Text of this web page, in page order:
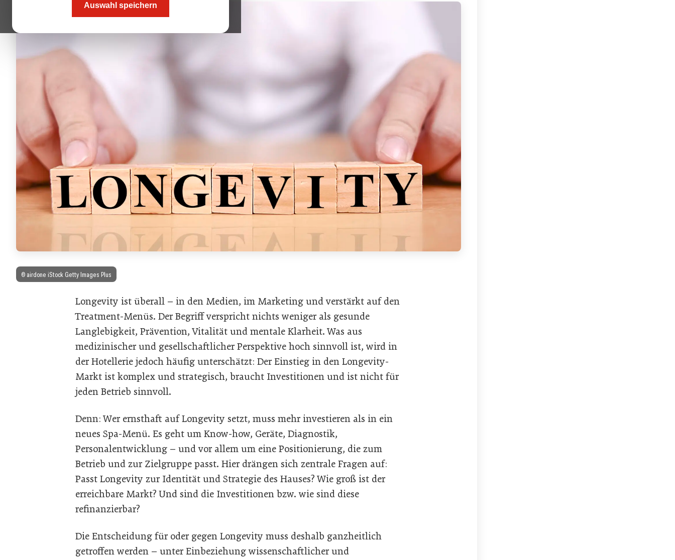
Auswahl speichern
© airdone iStock Getty Images Plus
Longevity ist überall – in den Medien, im Marketing und verstärkt auf den
Treatment-Menüs. Der Begriff verspricht nichts weniger als gesunde
Langlebigkeit, Prävention, Vitalität und mentale Klarheit. Was aus
medizinischer und gesellschaftlicher Perspektive hoch sinnvoll ist, wird in
der Hotellerie jedoch häufig unterschätzt: Der Einstieg in den Longevity-
Markt ist komplex und strategisch, braucht Investitionen und ist nicht für
jeden Betrieb sinnvoll.
Denn: Wer ernsthaft auf Longevity setzt, muss mehr investieren als in ein
neues Spa-Menü. Es geht um Know-how, Geräte, Diagnostik,
Personalentwicklung – und vor allem um eine Positionierung, die zum
Betrieb und zur Zielgruppe passt. Hier drängen sich zentrale Fragen auf:
Passt Longevity zur Identität und Strategie des Hauses? Wie groß ist der
erreichbare Markt? Und sind die Investitionen bzw. wie sind diese
refinanzierbar?
Die Entscheidung für oder gegen Longevity muss deshalb ganzheitlich
getroffen werden – unter Einbeziehung wissenschaftlicher und